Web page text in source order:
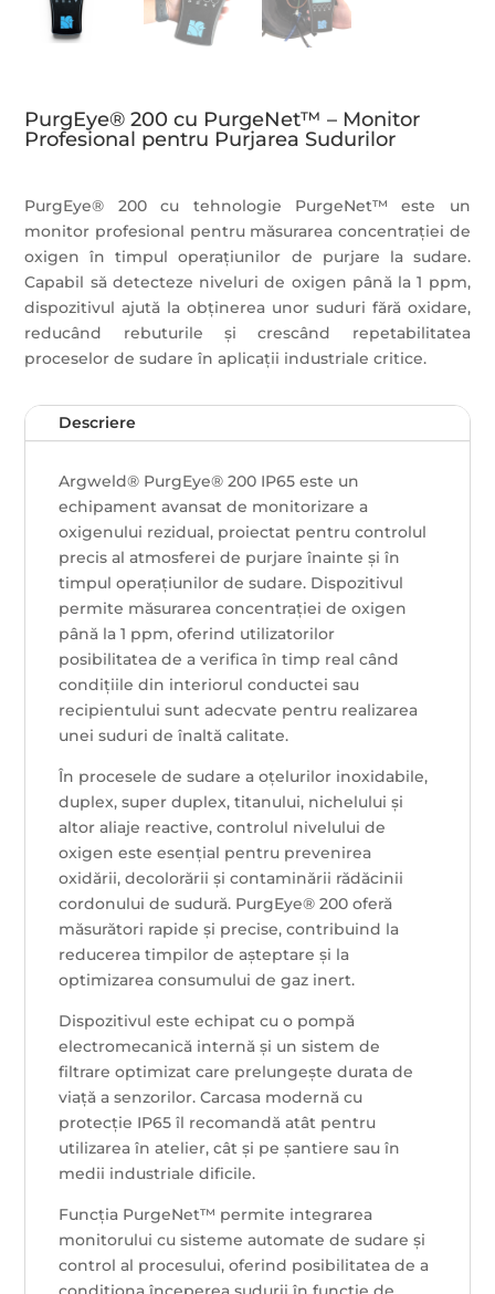
PurgEye® 200 cu PurgeNet™ – Monitor
Profesional pentru Purjarea Sudurilor
PurgEye® 200 cu tehnologie PurgeNet™ este un
monitor profesional pentru măsurarea concentrației de
oxigen în timpul operațiunilor de purjare la sudare.
Capabil să detecteze niveluri de oxigen până la 1 ppm,
dispozitivul ajută la obținerea unor suduri fără oxidare,
reducând rebuturile și crescând repetabilitatea
proceselor de sudare în aplicații industriale critice.
Descriere
Argweld® PurgEye® 200 IP65 este un
echipament avansat de monitorizare a
oxigenului rezidual, proiectat pentru controlul
precis al atmosferei de purjare înainte și în
timpul operațiunilor de sudare. Dispozitivul
permite măsurarea concentrației de oxigen
până la 1 ppm, oferind utilizatorilor
posibilitatea de a verifica în timp real când
condițiile din interiorul conductei sau
recipientului sunt adecvate pentru realizarea
unei suduri de înaltă calitate.
În procesele de sudare a oțelurilor inoxidabile,
duplex, super duplex, titanului, nichelului și
altor aliaje reactive, controlul nivelului de
oxigen este esențial pentru prevenirea
oxidării, decolorării și contaminării rădăcinii
cordonului de sudură. PurgEye® 200 oferă
măsurători rapide și precise, contribuind la
reducerea timpilor de așteptare și la
optimizarea consumului de gaz inert.
Dispozitivul este echipat cu o pompă
electromecanică internă și un sistem de
filtrare optimizat care prelungește durata de
viață a senzorilor. Carcasa modernă cu
protecție IP65 îl recomandă atât pentru
utilizarea în atelier, cât și pe șantiere sau în
medii industriale dificile.
Funcția PurgeNet™ permite integrarea
monitorului cu sisteme automate de sudare și
control al procesului, oferind posibilitatea de a